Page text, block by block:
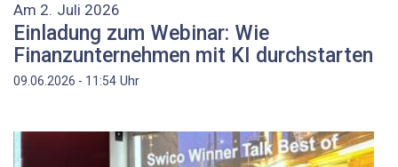
Am 2. Juli 2026
Einladung zum Webinar: Wie
Finanzunternehmen mit KI durchstarten
09.06.2026 - 11:54 Uhr